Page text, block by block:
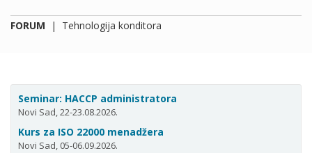
FORUM | Tehnologija konditora
Seminar: HACCP administratora
Novi Sad, 22-23.08.2026.
Kurs za ISO 22000 menadžera
Novi Sad, 05-06.09.2026.